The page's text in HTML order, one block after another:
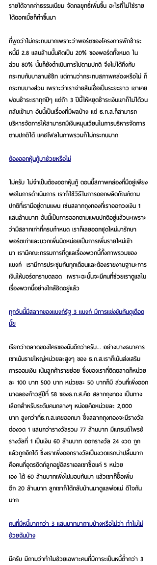
รายได้จากค่าธรรมเนียม จัดกลยุทธิ์เพิ่มขึ้น อะไรที่ไม่ใช่ราย
ได้ดอกเบี้ยก็ทำขึ้นมา
ที่พูดว่าไม่กระทบมากเพราะว่าพอร์ตของโครงการพักชำระ
หนี้มี 2.8 แสนล้านนั้นคิดเป็น 20% ของพอร์ตทั้งหมด ใน
ส่วน 80% นั้นก็ยังดำเนินการไปตามปกติ จึงไม่ได้ถึงกับ
กระทบกับบาลานซ์ชีท แต่ถามว่ากระทบสภาพคล่องหรือไม่ ก็
กระทบบางส่วน เพราะว่าเราจ่ายสินเชื่อเป็นระยะยาว เขาเคย
ผ่อนชำระเราทุกปีๆ แต่ถ้า 3 ปีนี้ให้หยุดชำระเงินเขาก็ไม่ได้วน
กลับเข้ามา อันนี้เป็นเรื่องที่มีผลบ้าง แต่ ธ.ก.ส.ก็สามารถ
บริหารจัดการให้สามารถมีเงินหมุนเวียนในการบริหารจัดการ
ตามปกติได้ แคชโฟลในภาพรวมก็ไม่กระทบมาก
ต้องออกหุ้นกู้มาช่วยหรือไม่
ไม่ครับ ไม่จำเป็นต้องออกหุ้นกู้ ตอนนี้สภาพคล่องที่มีอยู่เพียง
พอในการดำเนินการ เราก็ใช้วิธีในการออกผลิตภัณฑ์ตาม
ปกติที่เรามีอยู่ตามแผน เช่นสลากถุงทองที่เราออกวงเงิน 1
แสนล้านบาท อันนี้เป็นการออกตามแผนปกติอยู่แล้วนะเพราะ
ว่ามีสลากเก่าที่ครบกำหนด เราก็เลยออกชุดใหม่มารักษา
พอร์ตเก่าและบวกเพิ่มนิดหน่อยเป็นการเพิ่มรายใหม่เข้า
มา เรามีคณะกรรมการที่ดูแลเรื่องพวกนี้ทั้งภาพรวมของ
แบงก์  เรามีการประชุมกันทุกเดือนและต้องรายงานฐานะการ
เงินให้บอร์ดทราบตลอด  เพราะฉะนั้นจะมีคนที่ช่วยเราดูแลใน
เรื่องพวกนี้อย่างใกล้ชิดอยู่แล้ว
ทุกวันนี้มีสลากของแบงก์รัฐ 3 แบงก์ มีการแข่งขันกันดุเดือด
มั้ย
เรียกว่าตลาดของใครของมันดีกว่าครับ... อย่างบางธนาคาร
เขาเน้นรายใหญ่หน่วยละสูงๆ ของ ธ.ก.ส.เราก็เน้นส่งเสริม
การออมเงิน เน้นลูกค้ารายย่อย ซึ่งของเราที่ติดตลาดก็หน่วย
ละ 100 บาท 500 บาท หน่วยละ 50 บาทก็มี ส่วนที่เพิ่งออก
มาฉลองก้าวสู่ปีที่ 58 ของธ.ก.ส.คือ สลากถุงทอง เป็นทาง
เลือกสำหรับระดับคนกลางๆ หน่อยคือหน่วยละ 2,000
บาท สูงกว่าที่ธ.ก.ส.เคยออกมา ซึ่งสลากถุงทองจะมีรางวัล
ต่องวด 1 แสนกว่ารางวัลรวม 77 ล้านบาท มีแกรนด์ไพรซ์
รางวัลที่ 1 เป็นเงิน 60 ล้านบาท ออกรางวัล 24 งวด ถูก
แล้วถูกอีกได้ ซึ่งเราเพิ่งออกรางวัลเป็นงวดแรกน่าปลื้มมาก
คือคนที่อุตรดิตถ์ลูกอยู่อิสราเอลเขาซื้อแค่ 5 หน่วย
เอง ได้ 60 ล้านบาทเพิ่งไปมอบกันมา แล้วเขาก็ซื้อเพิ่ม
อีก 20 ล้านบาท ลูกเขาก็ได้กลับบ้านมาดูแลพ่อแม่ ดีใจกัน
มาก
คนที่มีหนี้มากกว่า 3 แสนบาทมาถามบ้างหรือไม่ว่า ทำไมไม่
ช่วยฉันบ้าง
มีครับ มีถามว่าทำไมช่วยเฉพาะคนที่มีภาระเป็นหนี้ต่ำกว่า 3